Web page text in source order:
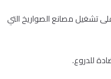
تشغيل مصانع الصواريخ التي
للدروع.